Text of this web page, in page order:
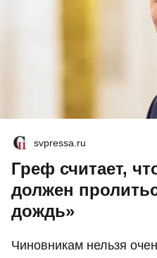
svpressa.ru
Греф считает,
должен
дождь»
Чиновникам нельзя